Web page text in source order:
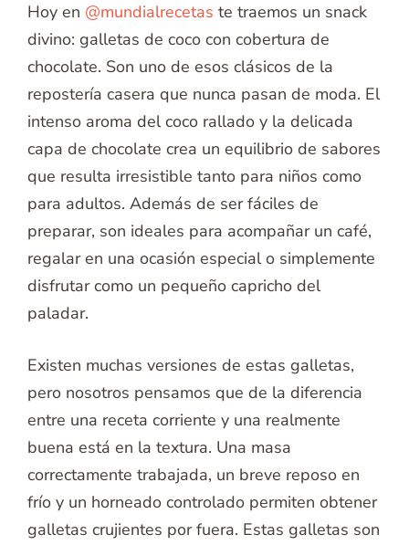
Hoy en @mundialrecetas te traemos un snack
divino: galletas de coco con cobertura de
chocolate. Son uno de esos clásicos de la
repostería casera que nunca pasan de moda. El
intenso aroma del coco rallado y la delicada
capa de chocolate crea un equilibrio de sabores
que resulta irresistible tanto para niños como
para adultos. Además de ser fáciles de
preparar, son ideales para acompañar un café,
regalar en una ocasión especial o simplemente
disfrutar como un pequeño capricho del
paladar.
Existen muchas versiones de estas galletas,
pero nosotros pensamos que de la diferencia
entre una receta corriente y una realmente
buena está en la textura. Una masa
correctamente trabajada, un breve reposo en
frío y un horneado controlado permiten obtener
galletas crujientes por fuera. Estas galletas son